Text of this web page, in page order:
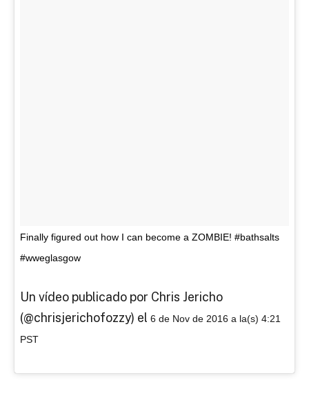
Finally figured out how I can become a ZOMBIE! #bathsalts
#wweglasgow
Un vídeo publicado por Chris Jericho
(@chrisjerichofozzy) el 6 de Nov de 2016 a la(s) 4:21
PST